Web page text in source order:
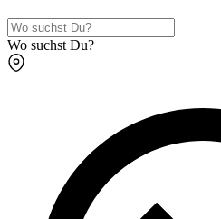
Wo suchst Du?